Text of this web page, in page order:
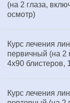
(на 2 глаза,
осмотр)
Курс лечения
первичный (на 2
4х90 блистеров,
Курс лечения